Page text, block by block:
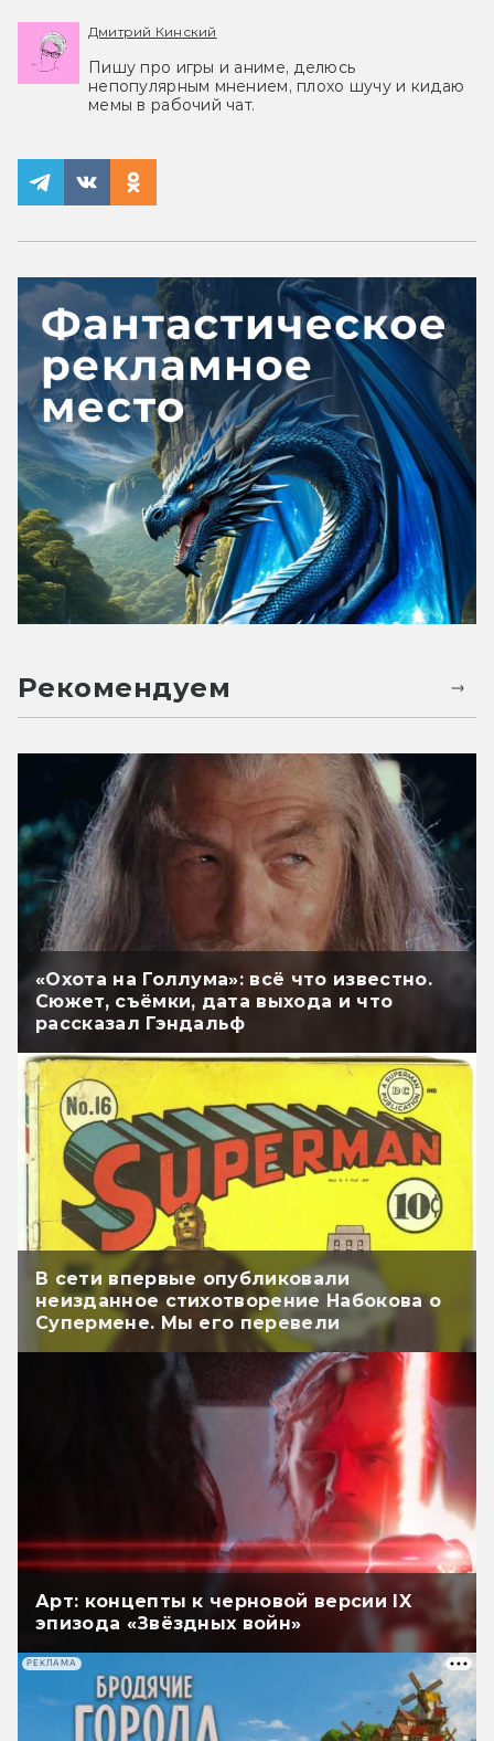
Дмитрий Кинский
Пишу про игры и аниме, делюсь
непопулярным мнением, плохо шучу и кидаю
мемы в рабочий чат.
Рекомендуем
«Охота на Голлума»: всё что известно.
Сюжет, съёмки, дата выхода и что
рассказал Гэндальф
В сети впервые опубликовали
неизданное стихотворение Набокова о
Супермене. Мы его перевели
Арт: концепты к черновой версии IX
эпизода «Звёздных войн»
РЕКЛАМА